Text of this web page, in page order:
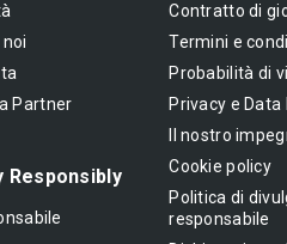
Partner
Responsibly
Contratto di
Termini e
Probabilità di
Privacy e Data
Il nostro
Cookie policy
Politica di
responsabile